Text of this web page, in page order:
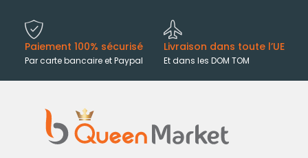
Paiement 100% sécurisé
Par carte bancaire et Paypal
Livraison dans toute l’UE
Et dans les DOM TOM